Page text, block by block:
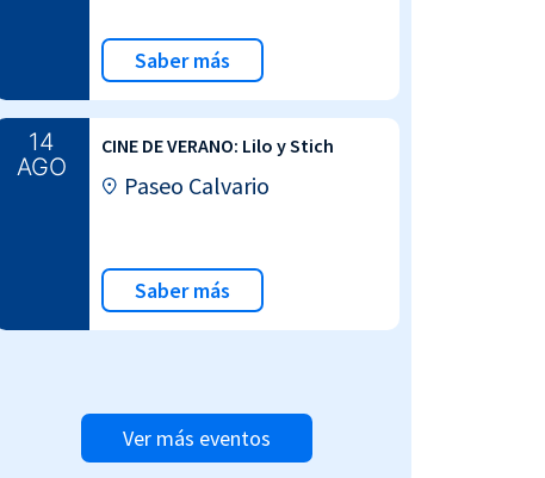
Saber más
14
AGO
CINE DE VERANO: Lilo y Stich
Paseo Calvario
Saber más
Ver más eventos